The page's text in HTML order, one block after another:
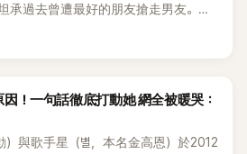
承過去曾遭最好的朋友搶走男友。她
，但如果同樣的事情現在再發生，「我
！一句話徹底打動她 網全被暖哭：
與歌手星（별，本名金高恩）於2012